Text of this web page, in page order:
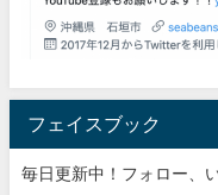
フェイスブック
毎日更新中！フォロー、